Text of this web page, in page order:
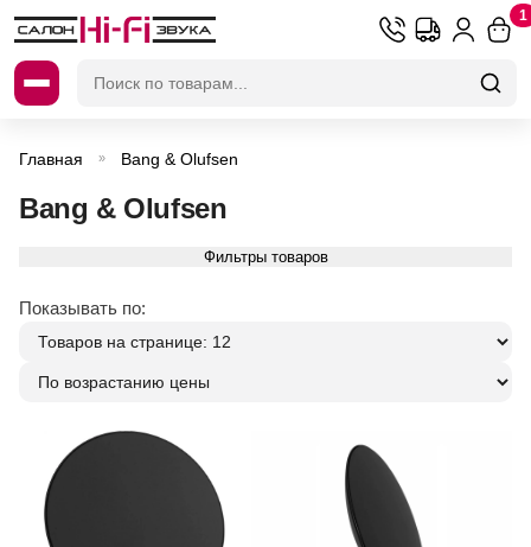
1
Главная » Bang & Olufsen
Bang & Olufsen
Фильтры товаров
Показывать по: